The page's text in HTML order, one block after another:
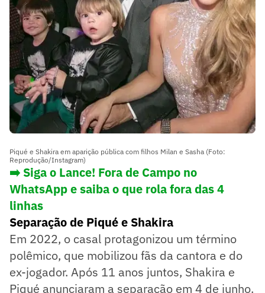
Piqué e Shakira em aparição pública com filhos Milan e Sasha (Foto:
Reprodução/Instagram)
➡️ Siga o Lance! Fora de Campo no
WhatsApp e saiba o que rola fora das 4
linhas
Separação de Piqué e Shakira
Em 2022, o casal protagonizou um término
polêmico, que mobilizou fãs da cantora e do
ex-jogador. Após 11 anos juntos, Shakira e
Piqué anunciaram a separação em 4 de junho.